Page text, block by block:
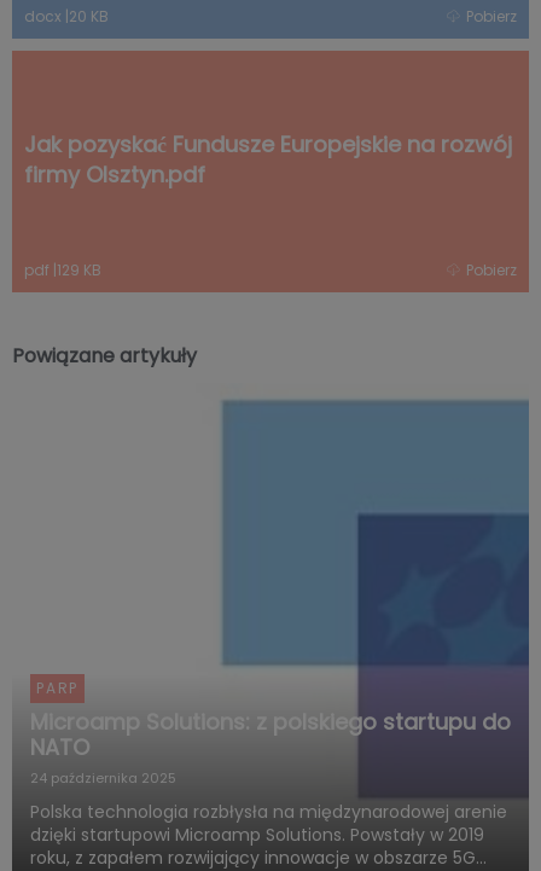
docx |20 KB Pobierz
Jak pozyskać Fundusze Europejskie na rozwój
firmy Olsztyn.pdf
pdf |129 KB Pobierz
Powiązane artykuły
PARP
Microamp Solutions: z polskiego startupu do
NATO
24 października 2025
Polska technologia rozbłysła na międzynarodowej arenie
dzięki startupowi Microamp Solutions. Powstały w 2019
roku, z zapałem rozwijający innowacje w obszarze 5G